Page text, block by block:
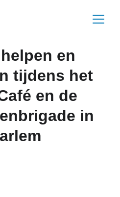
en
tijdens het
en de
in